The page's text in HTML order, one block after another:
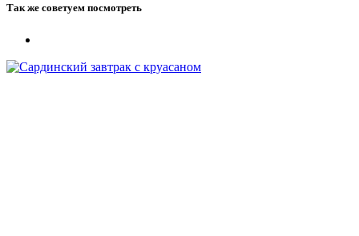
Так же советуем посмотреть